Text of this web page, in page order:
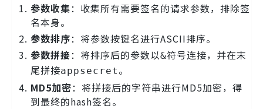
参数收集：收集所有需要签名的请求参数，排除签
名本身。
参数排序：将参数按键名进行ASCII排序。
参数拼接：将排序后的参数以&符号连接，并在末
尾拼接appsecret 。
MD5加密：将拼接后的字符串进行MD5加密，得
到最终的hash签名。